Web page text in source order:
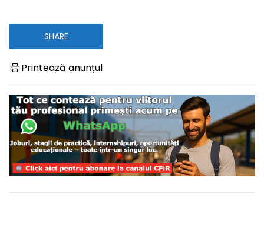
SHARE
Printează anunțul